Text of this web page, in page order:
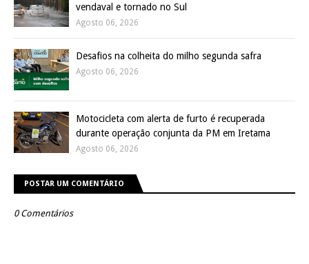
vendaval e tornado no Sul
Agosto 06, 2026
Desafios na colheita do milho segunda safra
Agosto 06, 2026
Motocicleta com alerta de furto é recuperada
durante operação conjunta da PM em Iretama
Agosto 06, 2026
POSTAR UM COMENTÁRIO
0 Comentários